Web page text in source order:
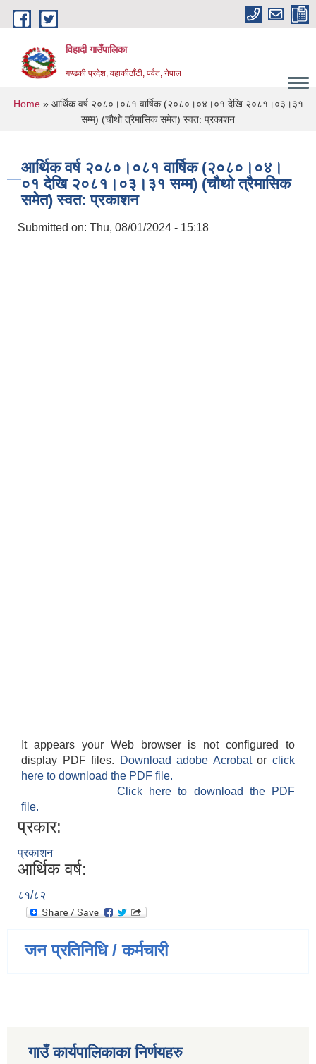
Skip to main content
विहादी गाउँपालिका
गण्डकी प्रदेश, वहाकीठाँटी, पर्वत, नेपाल
You are here
Home» आर्थिक वर्ष २०८०।०८१ वार्षिक (२०८०।०४।०१ देखि २०८१।०३।३१
सम्म) (चौथो त्रैमासिक समेत) स्वत: प्रकाशन
आर्थिक वर्ष २०८०।०८१ वार्षिक (२०८०।०४।
०१ देखि २०८१।०३।३१ सम्म) (चौथो त्रैमासिक
समेत) स्वत: प्रकाशन
Submitted on: Thu, 08/01/2024 - 15:18
It appears your Web browser is not configured to
display PDF files.
Download adobe Acrobatorclick
here to download the PDF file.
Click here to download the PDF
file.
प्रकार:
प्रकाशन
आर्थिक वर्ष:
८१/८२
जन प्रतिनिधि / कर्मचारी
गाउँ कार्यपालिकाका निर्णयहरु